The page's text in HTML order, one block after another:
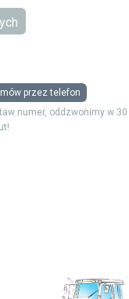
przez telefon
numer, oddzwonimy w 30